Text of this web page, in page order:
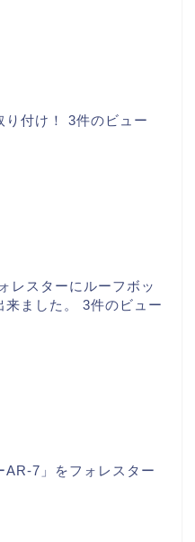
り付け！ 3件のビュー
レスターにルーフボッ
来ました。 3件のビュー
AR-7」をフォレスター